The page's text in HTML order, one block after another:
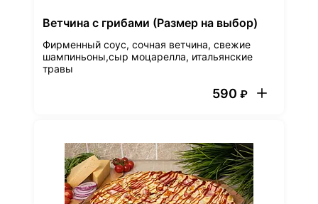
Ветчина с грибами (Размер на выбор)
Фирменный соус, сочная ветчина, свежие
шампиньоны,сыр моцарелла, итальянские
травы
590 ₽